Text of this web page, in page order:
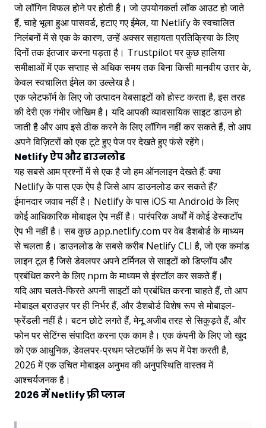
जो लॉगिन विफल होने पर होती है। जो उपयोगकर्ता लॉक आउट हो जाते
हैं, चाहे भूला हुआ पासवर्ड, हटाए गए ईमेल, या Netlify के स्वचालित
निलंबनों में से एक के कारण, उन्हें अक्सर सहायता प्रतिक्रिया के लिए
दिनों तक इंतजार करना पड़ता है। Trustpilot पर कुछ हालिया
समीक्षाओं में एक सप्ताह से अधिक समय तक बिना किसी मानवीय उत्तर के,
केवल स्वचालित ईमेल का उल्लेख है।
एक प्लेटफॉर्म के लिए जो उत्पादन वेबसाइटों को होस्ट करता है, इस तरह
की देरी एक गंभीर जोखिम है। यदि आपकी व्यावसायिक साइट डाउन हो
जाती है और आप इसे ठीक करने के लिए लॉगिन नहीं कर सकते हैं, तो आप
अपने विज़िटरों को एक टूटे हुए पेज पर देखते हुए फंसे रहेंगे।
Netlify ऐप और डाउनलोड
यह सबसे आम प्रश्नों में से एक है जो हम ऑनलाइन देखते हैं: क्या
Netlify के पास एक ऐप है जिसे आप डाउनलोड कर सकते हैं?
ईमानदार जवाब नहीं है। Netlify के पास iOS या Android के लिए
कोई आधिकारिक मोबाइल ऐप नहीं है। पारंपरिक अर्थों में कोई डेस्कटॉप
ऐप भी नहीं है। सब कुछ app.netlify.com पर वेब डैशबोर्ड के माध्यम
से चलता है। डाउनलोड के सबसे करीब Netlify CLI है, जो एक कमांड
लाइन टूल है जिसे डेवलपर अपने टर्मिनल से साइटों को डिप्लॉय और
प्रबंधित करने के लिए npm के माध्यम से इंस्टॉल कर सकते हैं।
यदि आप चलते-फिरते अपनी साइटों को प्रबंधित करना चाहते हैं, तो आप
मोबाइल ब्राउज़र पर ही निर्भर हैं, और डैशबोर्ड विशेष रूप से मोबाइल-
फ्रेंडली नहीं है। बटन छोटे लगते हैं, मेनू अजीब तरह से सिकुड़ते हैं, और
फोन पर सेटिंग्स संपादित करना एक काम है। एक कंपनी के लिए जो खुद
को एक आधुनिक, डेवलपर-प्रथम प्लेटफॉर्म के रूप में पेश करती है,
2026 में एक उचित मोबाइल अनुभव की अनुपस्थिति वास्तव में
आश्चर्यजनक है।
2026 में Netlify फ्री प्लान